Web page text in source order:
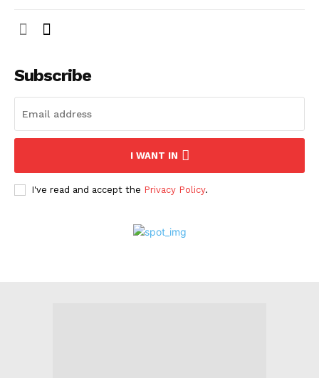
Subscribe
I WANT IN
I've read and accept the Privacy Policy.